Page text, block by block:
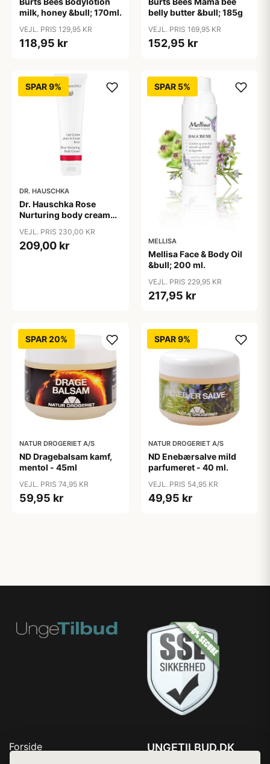
milk, honey &bull; 170ml.
VEJL. PRIS 129,95 KR
118,95 kr
belly butter &bull; 185g
VEJL. PRIS 169,95 KR
152,95 kr
SPAR 9%
DR. HAUSCHKA
Dr. Hauschka Rose
Nurturing body cream
VEJL. PRIS 230,00 KR
209,00 kr
SPAR 5%
MELLISA
Mellisa Face & Body Oil
&bull; 200 ml.
VEJL. PRIS 229,95 KR
217,95 kr
SPAR 20%
NATUR DROGERIET A/S
ND Dragebalsam kamf,
mentol - 45ml
VEJL. PRIS 74,95 KR
59,95 kr
SPAR 9%
NATUR DROGERIET A/S
ND Enebærsalve mild
parfumeret - 40 ml.
VEJL. PRIS 54,95 KR
49,95 kr
Forside
UNGETILBUD.DK